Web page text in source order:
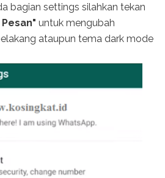
bagian settings silahkan tekan
untuk mengubah
ataupun tema dark mode